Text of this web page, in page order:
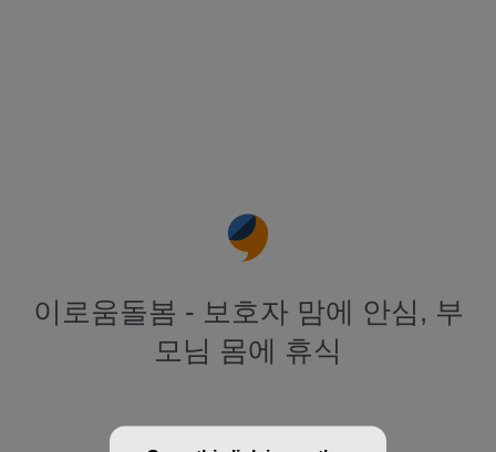
이로움돌봄 - 보호자 맘에 안심, 부
모님 몸에 휴식